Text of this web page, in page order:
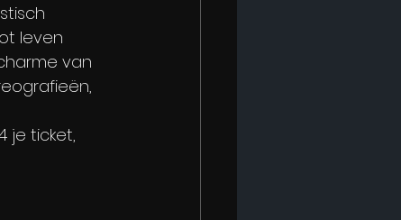
leven
van
je ticket,